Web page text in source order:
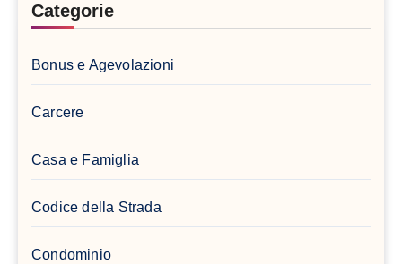
Categorie
Bonus e Agevolazioni
Carcere
Casa e Famiglia
Codice della Strada
Condominio